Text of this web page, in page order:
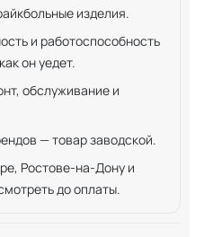
изделия.
и работоспособность
он уедет.
обслуживание и
— товар заводской.
Ростове-на-Дону и
до оплаты.